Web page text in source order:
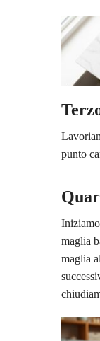
punto
maglia
maglia